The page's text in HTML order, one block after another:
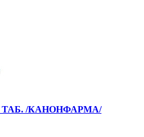
ТАБ. /КАНОНФАРМА/